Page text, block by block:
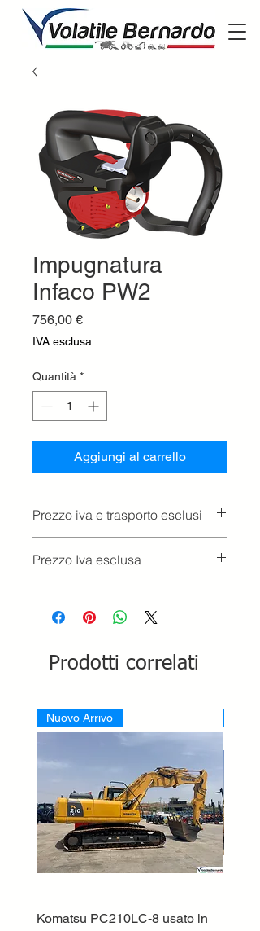
Impugnatura
Infaco PW2
756,00 €Prezzo
IVA esclusa
Quantità *
Aggiungi al carrello
Prezzo iva e trasporto esclusi
Prezzo Iva esclusa
Prodotti correlati
Nuovo Arrivo
Komatsu PC210LC-8 usato in